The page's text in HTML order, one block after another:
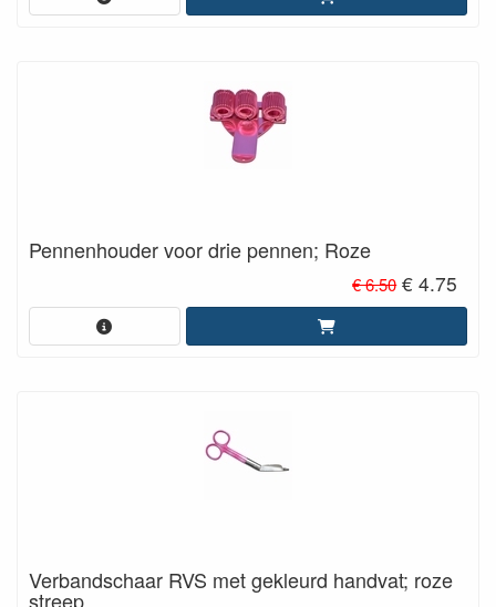
Pennenhouder voor drie pennen; Roze
€ 6.50€ 4.75
Verbandschaar RVS met gekleurd handvat; roze
streep